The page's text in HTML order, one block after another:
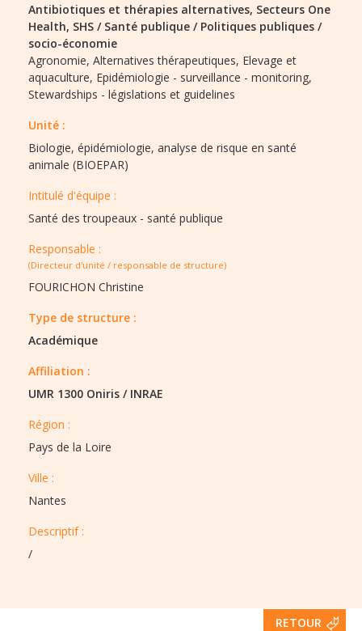
Antibiotiques et thérapies alternatives, Secteurs One
Health, SHS / Santé publique / Politiques publiques /
socio-économie
Agronomie, Alternatives thérapeutiques, Elevage et
aquaculture, Epidémiologie - surveillance - monitoring,
Stewardships - législations et guidelines
Unité :
Biologie, épidémiologie, analyse de risque en santé
animale (BIOEPAR)
Intitulé d'équipe :​
Santé des troupeaux - santé publique
Responsable :
(Directeur d'unité / responsable de structure)
FOURICHON Christine
Type de structure :​
Académique
Affiliation :
UMR 1300 Oniris / INRAE
Région :​​
Pays de la Loire
Ville :​​
Nantes
Descriptif :​
/
RETOUR